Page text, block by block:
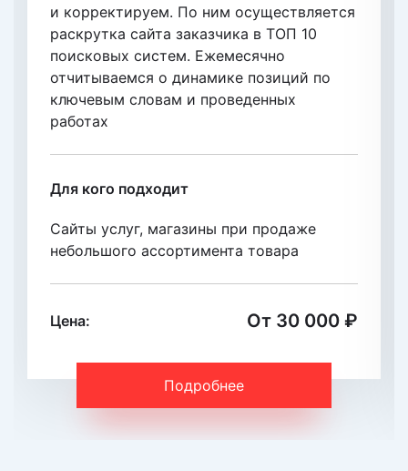
и корректируем. По ним осуществляется
раскрутка сайта заказчика в ТОП 10
поисковых систем. Eжемесячно
отчитываемся о динамике позиций по
ключевым словам и проведенных
работах
Для кого подходит
Сайты услуг, магазины при продаже
небольшого ассортимента товара
Цена: От 30 000 ₽
Подробнее